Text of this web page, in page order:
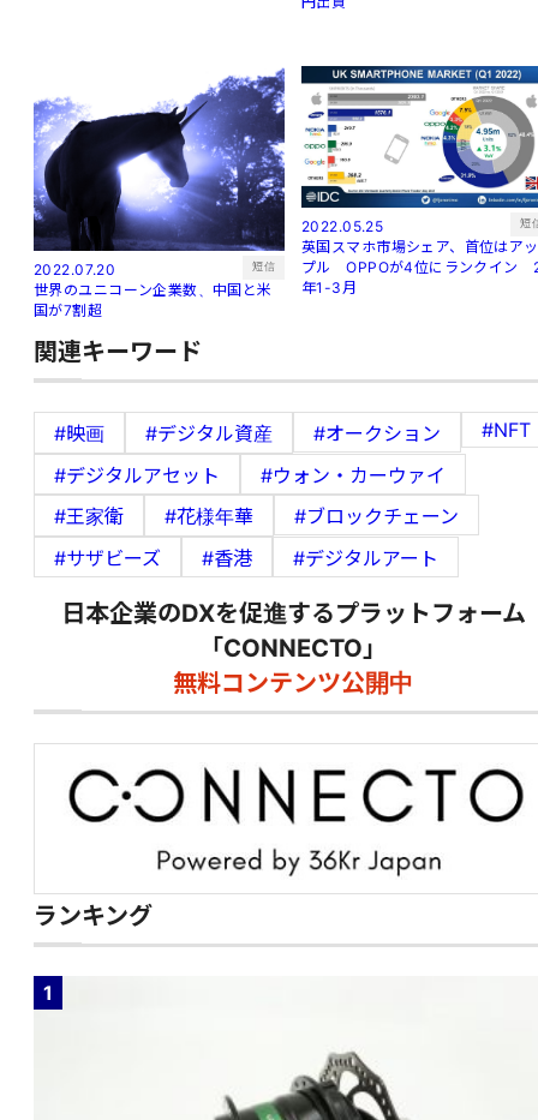
2022.07.20 短信
世界のユニコーン企業数、中国と米
国が7割超
2022.05.25 短
英国スマホ市場シェア、首位はアッ
プル OPPOが4位にランクイン
年1-3月
関連キーワード
#映画 #デジタル資産 #オークション
#NFT
#デジタルアセット
#ウォン・カーウァイ
#王家衛
#花様年華
#ブロックチェーン
#サザビーズ
#香港 #デジタルアート
日本企業のDXを促進するプラットフォーム
「CONNECTO」
無料コンテンツ公開中
ランキング
1